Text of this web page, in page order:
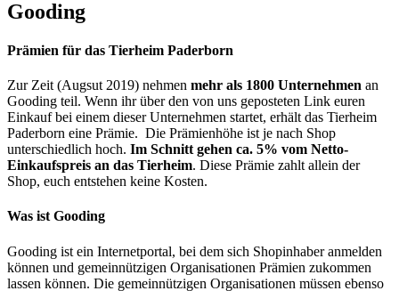
Gooding
Prämien für das Tierheim Paderborn
Zur Zeit (Augsut 2019) nehmen mehr als 1800 Unternehmen an
Gooding teil. Wenn ihr über den von uns geposteten Link euren
Einkauf bei einem dieser Unternehmen startet, erhält das Tierheim
Paderborn eine Prämie. Die Prämienhöhe ist je nach Shop
unterschiedlich hoch. Im Schnitt gehen ca. 5% vom Netto-
Einkaufspreis an das Tierheim. Diese Prämie zahlt allein der
Shop, euch entstehen keine Kosten.
Was ist Gooding
Gooding ist ein Internetportal, bei dem sich Shopinhaber anmelden
können und gemeinnützigen Organisationen Prämien zukommen
lassen können. Die gemeinnützigen Organisationen müssen ebenso